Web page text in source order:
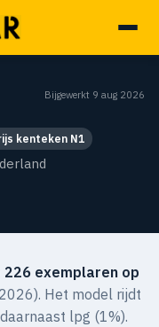
Bijgewerkt 9 aug 2026
kenteken N1
226 exemplaren op
Het model rijdt
lpg (1%).